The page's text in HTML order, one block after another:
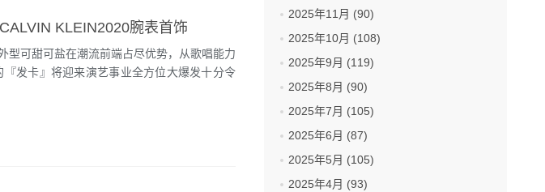
KLEIN2020腕表首饰
型可甜可盐在潮流前端占尽优势，从歌唱能力
发卡』将迎来演艺事业全方位大爆发十分令
2025年11月 (90)
2025年10月 (108)
2025年9月 (119)
2025年8月 (90)
2025年7月 (105)
2025年6月 (87)
2025年5月 (105)
2025年4月 (93)